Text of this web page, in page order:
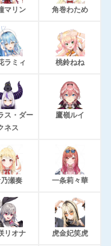
マリン 角巻わため
ラミィ 桃鈴ねね
ス・ダー
ネス
鷹嶺ルイ
瀬奏 一条莉々華
リオナ 虎金妃笑虎